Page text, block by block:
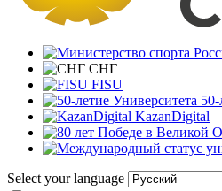
СНГ
FISU
KazanDigital
Select your language